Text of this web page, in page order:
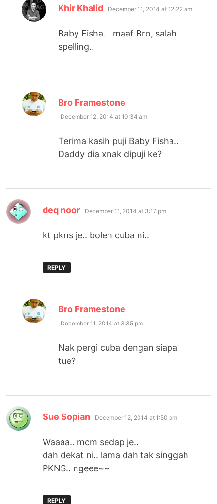
Khir Khalid says:
December 11, 2014 at 12:22 am
Baby Fisha… maaf Bro, salah
spelling..
Bro Framestone
December 12, 2014 at 10:34 am
Terima kasih puji Baby Fisha..
Daddy dia xnak dipuji ke?
deq noor says:
December 11, 2014 at 3:17 pm
kt pkns je.. boleh cuba ni..
REPLY
Bro Framestone
December 11, 2014 at 3:35 pm
Nak pergi cuba dengan siapa
tue?
Sue Sopian says:
December 12, 2014 at 1:50 pm
Waaaa.. mcm sedap je..
dah dekat ni.. lama dah tak singgah
PKNS.. ngeee~~
REPLY